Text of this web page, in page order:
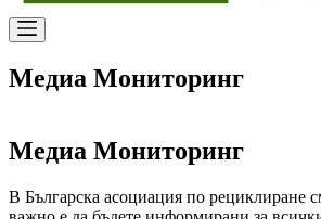
Медиа Мониторинг
Медиа Мониторинг
В Българска асоциация по рециклиране